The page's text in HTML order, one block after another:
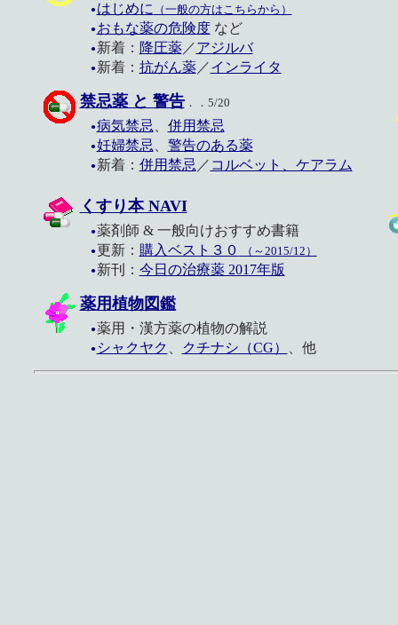
● はじめに （一般の方はこちらから）
● おもな薬の危険度など
● 新着： 降圧薬／アジルバ
● 新着： 抗がん薬／インライタ
禁忌薬 と 警告．．5/20
●病気禁忌 併用禁忌
●妊婦禁忌 警告のある薬
● 新着： 併用禁忌 ／ コルベット、ケアラム
くすり本 NAVI
●薬剤師 & 一般向けおすすめ書籍
●更新： 購入ベスト３０ （～2015/12）
● 新刊： 今日の治療薬 2017年版
薬用植物図鑑
●薬用・漢方薬の植物の解説
● シャクヤク クチナシ（CG） 、他